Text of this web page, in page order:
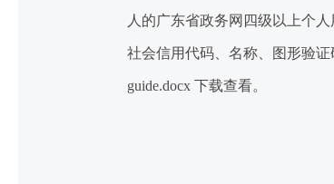
人的广东省政务网四级以上个
社会信用代码、名称、图形验证
guide.docx 下载查看。